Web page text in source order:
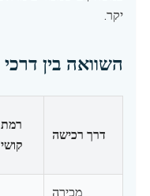
יקר.
השוואה בין
דרך רכישה
רמת
קושי
מכירה